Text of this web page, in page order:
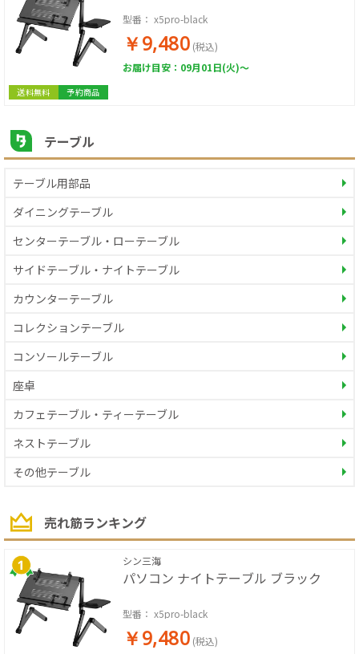
送料無料 予約商品
型番： x5pro-black
￥9,480 (税込)
お届け目安：09月01日(火)～
テーブル
テーブル用部品
ダイニングテーブル
センターテーブル・ローテーブル
サイドテーブル・ナイトテーブル
カウンターテーブル
コレクションテーブル
コンソールテーブル
座卓
カフェテーブル・ティーテーブル
ネストテーブル
その他テーブル
売れ筋ランキング
シン三海
パソコン ナイトテーブル ブラック
型番： x5pro-black
￥9,480 (税込)